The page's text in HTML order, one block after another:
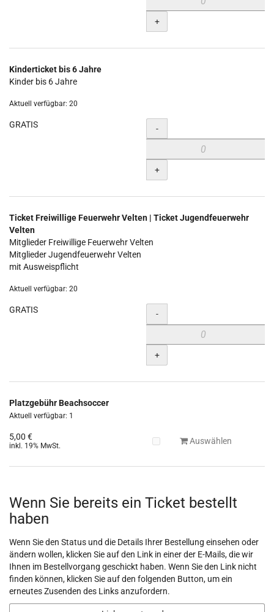
+
Kinderticket bis 6 Jahre
Kinder bis 6 Jahre
Aktuell verfügbar: 20
GRATIS Menge
-
+
Ticket Freiwillige Feuerwehr Velten | Ticket Jugendfeuerwehr
Velten
Mitglieder Freiwillige Feuerwehr Velten
Mitglieder Jugendfeuerwehr Velten
mit Ausweispflicht
Aktuell verfügbar: 20
GRATIS Menge
-
+
Platzgebühr Beachsoccer
Aktuell verfügbar: 1
5,00 €
inkl. 19% MwSt.
Auswählen
Wenn Sie bereits ein Ticket bestellt
haben
Wenn Sie den Status und die Details Ihrer Bestellung einsehen oder
ändern wollen, klicken Sie auf den Link in einer der E-Mails, die wir
Ihnen im Bestellvorgang geschickt haben. Wenn Sie den Link nicht
finden können, klicken Sie auf den folgenden Button, um ein
erneutes Zusenden des Links anzufordern.